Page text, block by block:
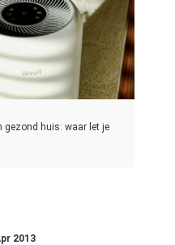
gezond huis: waar let je
2013